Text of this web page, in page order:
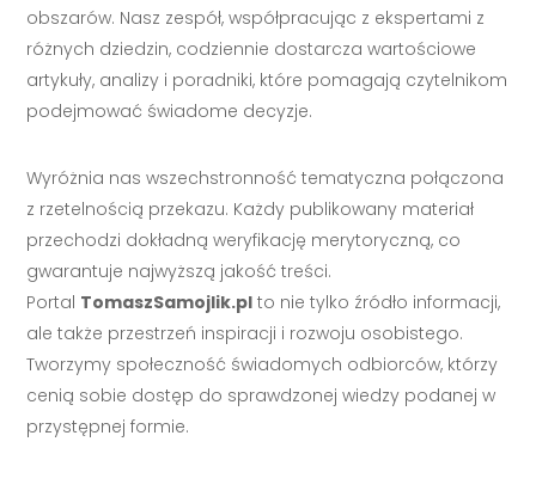
obszarów. Nasz zespół, współpracując z ekspertami z
różnych dziedzin, codziennie dostarcza wartościowe
artykuły, analizy i poradniki, które pomagają czytelnikom
podejmować świadome decyzje.
Wyróżnia nas wszechstronność tematyczna połączona
z rzetelnością przekazu. Każdy publikowany materiał
przechodzi dokładną weryfikację merytoryczną, co
gwarantuje najwyższą jakość treści.
Portal TomaszSamojlik.pl to nie tylko źródło informacji,
ale także przestrzeń inspiracji i rozwoju osobistego.
Tworzymy społeczność świadomych odbiorców, którzy
cenią sobie dostęp do sprawdzonej wiedzy podanej w
przystępnej formie.